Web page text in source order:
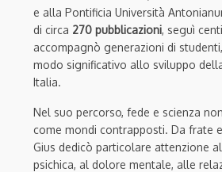
e alla Pontificia Università
di circa 270 pubblicazioni, seguì
accompagnò generazioni di
modo significativo allo sviluppo
Italia.
Nel suo percorso, fede e scienza
come mondi contrapposti. Da frate
Gius dedicò particolare attenzione
psichica, al dolore mentale, alle